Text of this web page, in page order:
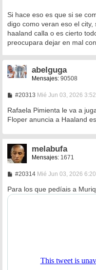
Si hace eso es que si se
digo como veran eso el
haaland calla o es cierto
preocupara dejar en mal
abelguga
Mensajes: 90508
#20313M
n
a
e
Mié Jun 03, 2026
Rafaela Pimienta le va a
Floper anuncia a Haaland
melabufa
Mensajes: 1671
#20314M
n
s
Mié Jun 03, 2026
Para los que pedíais a